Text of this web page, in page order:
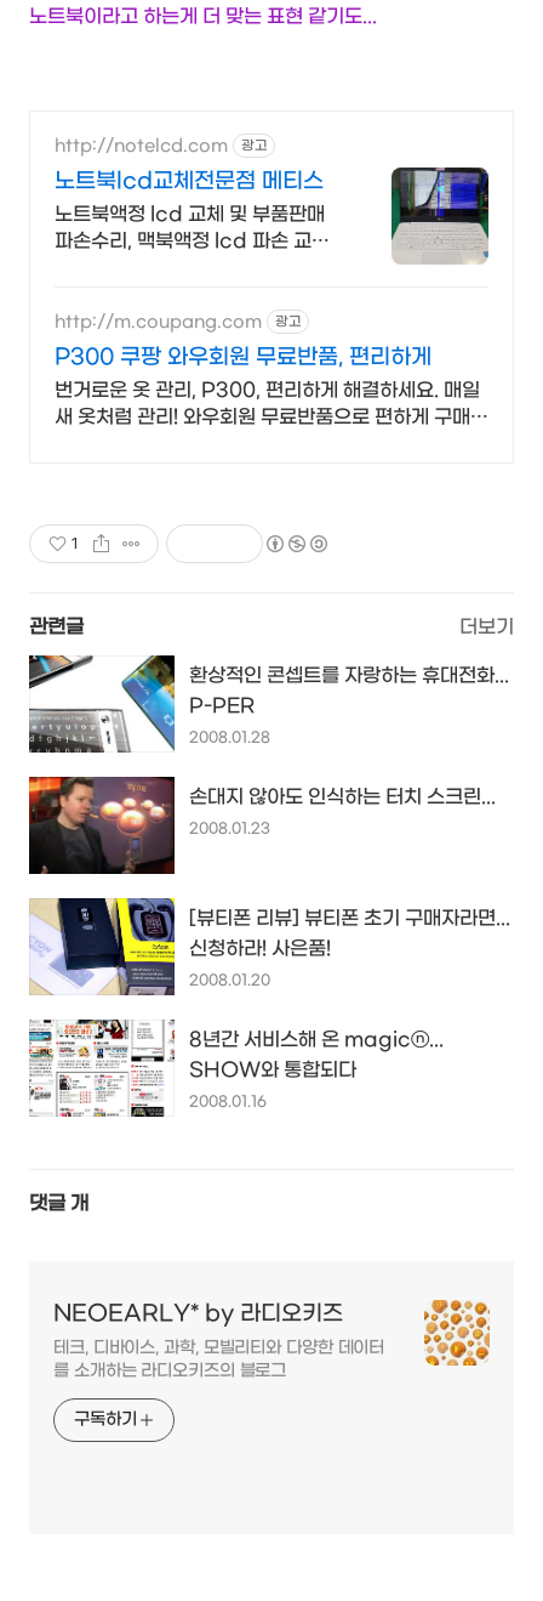
노트북이라고 하는게 더 맞는 표현 같기도...
http://notelcd.com 광고
노트북lcd교체전문점 메티스
노트북액정 lcd 교체 및 부품판매
파손수리, 맥북액정 lcd 파손 교체
http://m.coupang.com 광고
P300 쿠팡 와우회원 무료반품, 편리하게
번거로운 옷 관리, P300, 편리하게 해결하세요. 매일
새 옷처럼 관리! 와우회원 무료반품으로 편하게 구매하
1
관련글 더보기
환상적인 콘셉트를 자랑하는 휴대전화...
P-PER
2008.01.28
손대지 않아도 인식하는 터치 스크린...
2008.01.23
[뷰티폰 리뷰] 뷰티폰 초기 구매자라면...
신청하라! 사은품!
2008.01.20
8년간 서비스해 온 magicⓝ...
SHOW와 통합되다
2008.01.16
댓글 개
NEOEARLY* by 라디오키즈
테크, 디바이스, 과학, 모빌리티와 다양한 데이터
를 소개하는 라디오키즈의 블로그
구독하기